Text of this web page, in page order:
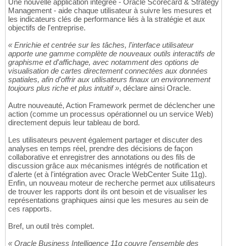
Une nouvelle application intégrée - Oracle Scorecard & Strategy
Management - aide chaque utilisateur à suivre les mesures et
les indicateurs clés de performance liés à la stratégie et aux
objectifs de l'entreprise.
« Enrichie et centrée sur les tâches, l'interface utilisateur
apporte une gamme complète de nouveaux outils interactifs de
graphisme et d'affichage, avec notamment des options de
visualisation de cartes directement connectées aux données
spatiales, afin d'offrir aux utilisateurs finaux un environnement
toujours plus riche et plus intuitif », déclare ainsi Oracle.
Autre nouveauté, Action Framework permet de déclencher une
action (comme un processus opérationnel ou un service Web)
directement depuis leur tableau de bord.
Les utilisateurs peuvent également partager et discuter des
analyses en temps réel, prendre des décisions de façon
collaborative et enregistrer des annotations ou des fils de
discussion grâce aux mécanismes intégrés de notification et
d'alerte (et à l'intégration avec Oracle WebCenter Suite 11g).
Enfin, un nouveau moteur de recherche permet aux utilisateurs
de trouver les rapports dont ils ont besoin et de visualiser les
représentations graphiques ainsi que les mesures au sein de
ces rapports.
Bref, un outil très complet.
« Oracle Business Intelligence 11g couvre l'ensemble des